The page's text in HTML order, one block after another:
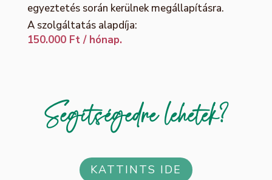
egyeztetés során kerülnek megállapításra.
A szolgáltatás alapdíja:
150.000 Ft / hónap.
Segítségedre lehetek?
KATTINTS IDE